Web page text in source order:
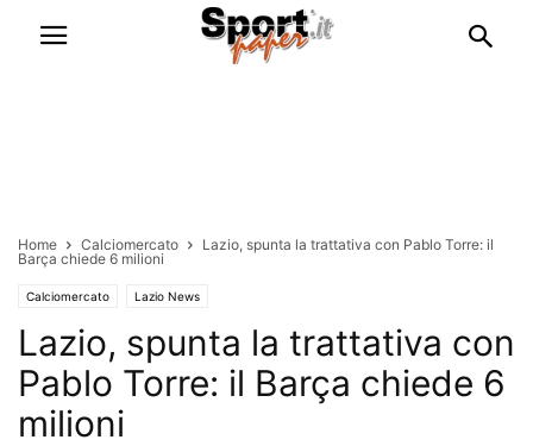
Home Calciomercato
Lazio, spunta la trattativa con Pablo Torre: il
Barça chiede 6 milioni
Calciomercato Lazio News
Lazio, spunta la trattativa con
Pablo Torre: il Barça chiede 6
milioni